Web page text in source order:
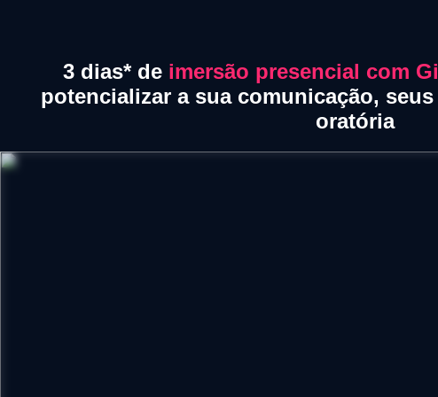
3 dias* de imersão presencial com
potencializar a sua comunicação,
oratória